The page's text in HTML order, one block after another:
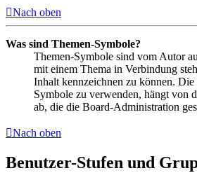
Nach oben
Was sind Themen-Symbole?
Themen-Symbole sind vom Autor
mit einem Thema in Verbindung
Inhalt kennzeichnen zu können.
Symbole zu verwenden, hängt von
ab, die die Board-Administration
Nach oben
Benutzer-Stufen und